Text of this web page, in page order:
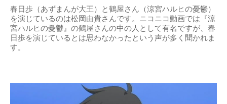
春日歩（あずまんが大王）と鶴屋さん（涼宮ハルヒの憂鬱）
を演じているのは松岡由貴さんです。ニコニコ動画では『涼
宮ハルヒの憂鬱』の鶴屋さんの中の人として有名ですが、春
日歩を演じているとは思わなかったという声が多く聞かれま
す。